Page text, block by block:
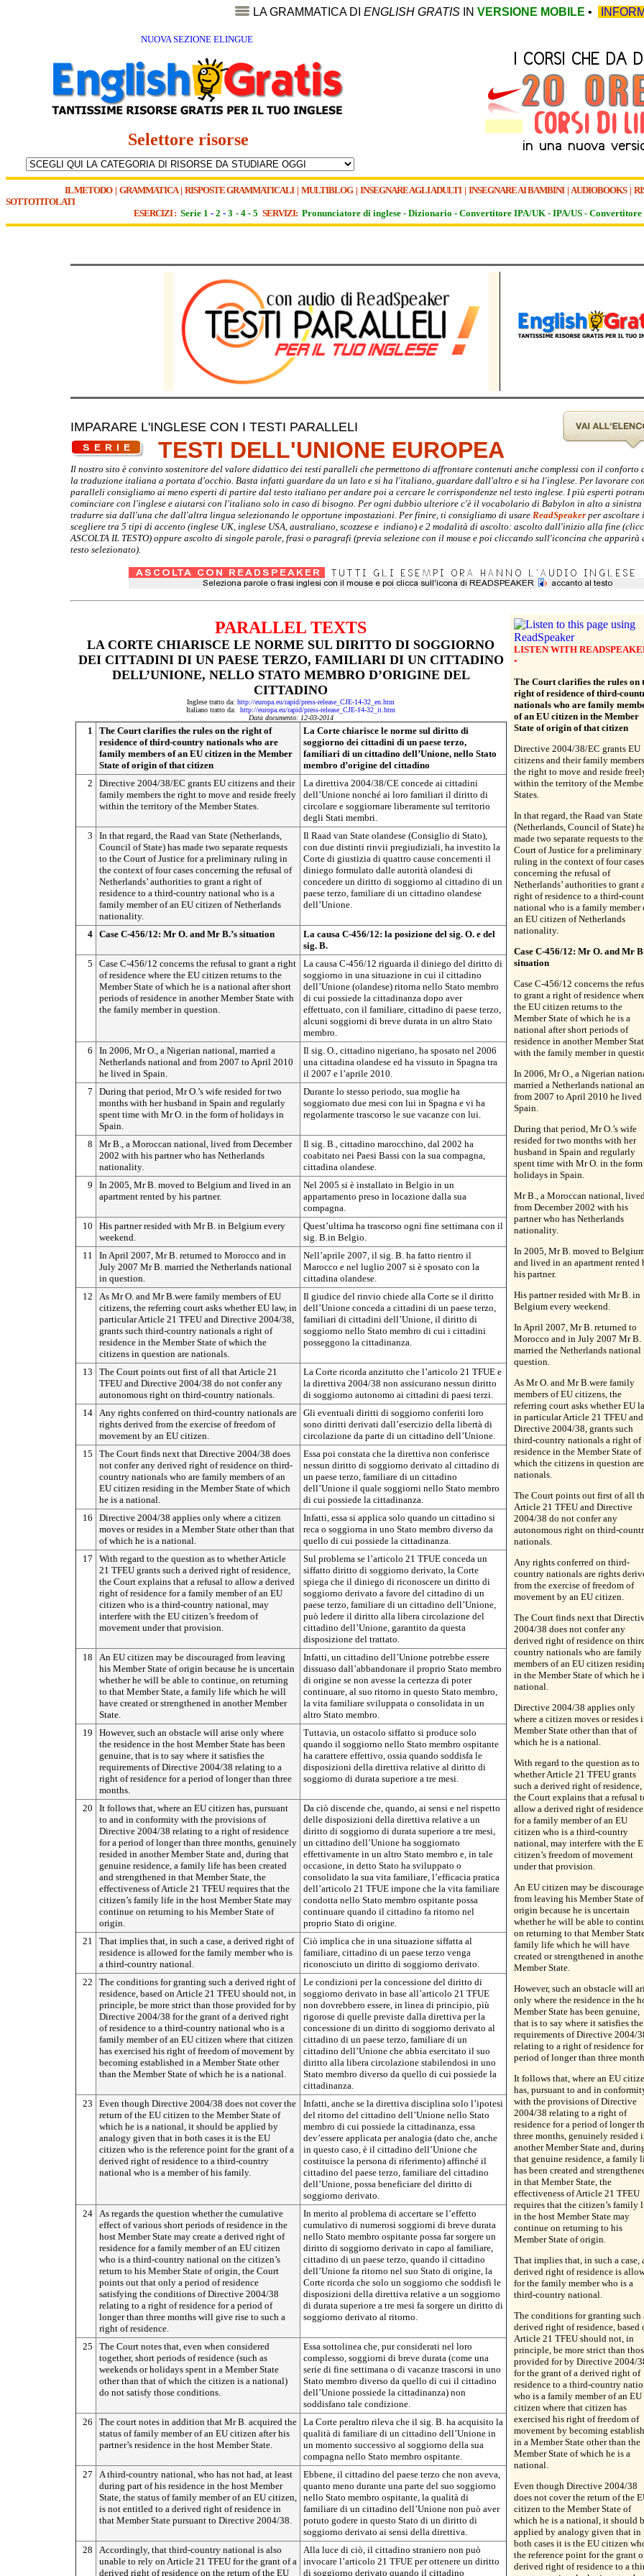
LA GRAMMATICA DI ENGLISH GRATIS IN VERSIONE MOBILE •
NUOVA SEZIONE ELINGUE
Selettore risorse
IL METODO| GRAMMATICA| RISPOSTE GRAMMATICALI| MULTIBLOG| INSEGNARE AGLI ADULTI | INSEGNARE AI BAMBINI| AUDIOBOOKS|
SOTTOTITOLATI
ESERCIZI : Serie 1 - 2 - 3 - 4 - 5 SERVIZI: Pronunciatore di inglese - Dizionario - Convertitore IPA/UK - IPA/US - Convertitore
IMPARARE L'INGLESE CON I TESTI PARALLELI
TESTI DELL'UNIONE EUROPEA
Il nostro sito è convinto sostenitore del valore didattico dei testi paralleli che permettono di affrontare contenuti anche complessi con il conforto
la traduzione italiana a portata d'occhio. Basta infatti guardare da un lato e si ha l'italiano, guardare dall'altro e si ha l'inglese. Per lavorare
paralleli consigliamo ai meno esperti di partire dal testo italiano per andare poi a cercare le corrispondenze nel testo inglese. I più esperti
cominciare con l'inglese e aiutarsi con l'italiano solo in caso di bisogno. Per ogni dubbio ulteriore c'è il vocabolario di Babylon in alto a sinistra
tradurre sia dall'una che dall'altra lingua selezionando le opportune impostazioni. Per finire, ti consigliamo di usare ReadSpeakerper ascoltare
scegliere tra 5 tipi di accento (inglese UK, inglese USA, australiano, scozzese e indiano) e 2 modalità di ascolto: ascolto dall'inizio alla fine
ASCOLTA IL TESTO) oppure ascolto di singole parole, frasi o paragrafi (previa selezione con il mouse e poi cliccando sull'iconcina che apparirà
testo selezionato).
PARALLEL TEXTS
LA CORTE CHIARISCE LE NORME SUL DIRITTO DI SOGGIORNO
DEI CITTADINI DI UN PAESE TERZO, FAMILIARI DI UN CITTADINO
DELL’UNIONE, NELLO STATO MEMBRO D’ORIGINE DEL
CITTADINO
Inglese tratto da: http://europa.eu/rapid/press-release_CJE-14-32_en.htm
Italiano tratto da: http://europa.eu/rapid/press-release_CJE-14-32_it.htm
Data documento: 12-03-2014
1
The Court clarifies the rules on the right of
residence of third-country nationals who are
family members of an EU citizen in the Member
State of origin of that citizen
La Corte chiarisce le norme sul diritto di
soggiorno dei cittadini di un paese terzo,
familiari di un cittadino dell’Unione, nello Stato
membro d’origine del cittadino
2
Directive 2004/38/EC grants EU citizens and their
family members the right to move and reside freely
within the territory of the Member States.
La direttiva 2004/38/CE concede ai cittadini
dell’Unione nonché ai loro familiari il diritto di
circolare e soggiornare liberamente sul territorio
degli Stati membri.
3
In that regard, the Raad van State (Netherlands,
Council of State) has made two separate requests
to the Court of Justice for a preliminary ruling in
the context of four cases concerning the refusal of
Netherlands’ authorities to grant a right of
residence to a third-country national who is a
family member of an EU citizen of Netherlands
nationality.
Il Raad van State olandese (Consiglio di Stato),
con due distinti rinvii pregiudiziali, ha investito la
Corte di giustizia di quattro cause concernenti il
diniego formulato dalle autorità olandesi di
concedere un diritto di soggiorno al cittadino di un
paese terzo, familiare di un cittadino olandese
dell’Unione.
4 Case C-456/12: Mr O. and Mr B.’s situation
La causa C-456/12: la posizione del sig. O. e del
sig. B.
5
Case C-456/12 concerns the refusal to grant a right
of residence where the EU citizen returns to the
Member State of which he is a national after short
periods of residence in another Member State with
the family member in question.
La causa C-456/12 riguarda il diniego del diritto di
soggiorno in una situazione in cui il cittadino
dell’Unione (olandese) ritorna nello Stato membro
di cui possiede la cittadinanza dopo aver
effettuato, con il familiare, cittadino di paese terzo,
alcuni soggiorni di breve durata in un altro Stato
membro.
6
In 2006, Mr O., a Nigerian national, married a
Netherlands national and from 2007 to April 2010
he lived in Spain.
Il sig. O., cittadino nigeriano, ha sposato nel 2006
una cittadina olandese ed ha vissuto in Spagna tra
il 2007 e l’aprile 2010.
7
During that period, Mr O.’s wife resided for two
months with her husband in Spain and regularly
spent time with Mr O. in the form of holidays in
Spain.
Durante lo stesso periodo, sua moglie ha
soggiornato due mesi con lui in Spagna e vi ha
regolarmente trascorso le sue vacanze con lui.
8
Mr B., a Moroccan national, lived from December
2002 with his partner who has Netherlands
nationality.
Il sig. B., cittadino marocchino, dal 2002 ha
coabitato nei Paesi Bassi con la sua compagna,
cittadina olandese.
9
In 2005, Mr B. moved to Belgium and lived in an
apartment rented by his partner.
Nel 2005 si è installato in Belgio in un
appartamento preso in locazione dalla sua
compagna.
10
His partner resided with Mr B. in Belgium every
weekend.
Quest’ultima ha trascorso ogni fine settimana con il
sig. B.in Belgio.
11
In April 2007, Mr B. returned to Morocco and in
July 2007 Mr B. married the Netherlands national
in question.
Nell’aprile 2007, il sig. B. ha fatto rientro il
Marocco e nel luglio 2007 si è sposato con la
cittadina olandese.
12
As Mr O. and Mr B.were family members of EU
citizens, the referring court asks whether EU law, in
particular Article 21 TFEU and Directive 2004/38,
grants such third-country nationals a right of
residence in the Member State of which the
citizens in question are nationals.
Il giudice del rinvio chiede alla Corte se il diritto
dell’Unione conceda a cittadini di un paese terzo,
familiari di cittadini dell’Unione, il diritto di
soggiorno nello Stato membro di cui i cittadini
posseggono la cittadinanza.
13
The Court points out first of all that Article 21
TFEU and Directive 2004/38 do not confer any
autonomous right on third-country nationals.
La Corte ricorda anzitutto che l’articolo 21 TFUE e
la direttiva 2004/38 non assicurano nessun diritto
di soggiorno autonomo ai cittadini di paesi terzi.
14
Any rights conferred on third-country nationals are
rights derived from the exercise of freedom of
movement by an EU citizen.
Gli eventuali diritti di soggiorno conferiti loro
sono diritti derivati dall’esercizio della libertà di
circolazione da parte di un cittadino dell’Unione.
15
The Court finds next that Directive 2004/38 does
not confer any derived right of residence on third-
country nationals who are family members of an
EU citizen residing in the Member State of which
he is a national.
Essa poi constata che la direttiva non conferisce
nessun diritto di soggiorno derivato al cittadino di
un paese terzo, familiare di un cittadino
dell’Unione il quale soggiorni nello Stato membro
di cui possiede la cittadinanza.
16
Directive 2004/38 applies only where a citizen
moves or resides in a Member State other than that
of which he is a national.
Infatti, essa si applica solo quando un cittadino si
reca o soggiorna in uno Stato membro diverso da
quello di cui possiede la cittadinanza.
17
With regard to the question as to whether Article
21 TFEU grants such a derived right of residence,
the Court explains that a refusal to allow a derived
right of residence for a family member of an EU
citizen who is a third-country national, may
interfere with the EU citizen’s freedom of
movement under that provision.
Sul problema se l’articolo 21 TFUE conceda un
siffatto diritto di soggiorno derivato, la Corte
spiega che il diniego di riconoscere un diritto di
soggiorno derivato a favore del cittadino di un
paese terzo, familiare di un cittadino dell’Unione,
può ledere il diritto alla libera circolazione del
cittadino dell’Unione, garantito da questa
disposizione del trattato.
18
An EU citizen may be discouraged from leaving
his Member State of origin because he is uncertain
whether he will be able to continue, on returning
to that Member State, a family life which he will
have created or strengthened in another Member
State.
Infatti, un cittadino dell’Unione potrebbe essere
dissuaso dall’abbandonare il proprio Stato membro
di origine se non avesse la certezza di poter
continuare, al suo ritorno in questo Stato membro,
la vita familiare sviluppata o consolidata in un
altro Stato membro.
19
However, such an obstacle will arise only where
the residence in the host Member State has been
genuine, that is to say where it satisfies the
requirements of Directive 2004/38 relating to a
right of residence for a period of longer than three
months.
Tuttavia, un ostacolo siffatto si produce solo
quando il soggiorno nello Stato membro ospitante
ha carattere effettivo, ossia quando soddisfa le
disposizioni della direttiva relative al diritto di
soggiorno di durata superiore a tre mesi.
20
It follows that, where an EU citizen has, pursuant
to and in conformity with the provisions of
Directive 2004/38 relating to a right of residence
for a period of longer than three months, genuinely
resided in another Member State and, during that
genuine residence, a family life has been created
and strengthened in that Member State, the
effectiveness of Article 21 TFEU requires that the
citizen’s family life in the host Member State may
continue on returning to his Member State of
origin.
Da ciò discende che, quando, ai sensi e nel rispetto
delle disposizioni della direttiva relative a un
diritto di soggiorno di durata superiore a tre mesi,
un cittadino dell’Unione ha soggiornato
effettivamente in un altro Stato membro e, in tale
occasione, in detto Stato ha sviluppato o
consolidato la sua vita familiare, l’efficacia pratica
dell’articolo 21 TFUE impone che la vita familiare
condotta nello Stato membro ospitante possa
continuare quando il cittadino fa ritorno nel
proprio Stato di origine.
21
That implies that, in such a case, a derived right of
residence is allowed for the family member who is
a third-country national.
Ciò implica che in una situazione siffatta al
familiare, cittadino di un paese terzo venga
riconosciuto un diritto di soggiorno derivato.
22
The conditions for granting such a derived right of
residence, based on Article 21 TFEU should not, in
principle, be more strict than those provided for by
Directive 2004/38 for the grant of a derived right
of residence to a third-country national who is a
family member of an EU citizen where that citizen
has exercised his right of freedom of movement by
becoming established in a Member State other
than the Member State of which he is a national.
Le condizioni per la concessione del diritto di
soggiorno derivato in base all’articolo 21 TFUE
non dovrebbero essere, in linea di principio, più
rigorose di quelle previste dalla direttiva per la
concessione di un diritto di soggiorno derivato al
cittadino di un paese terzo, familiare di un
cittadino dell’Unione che abbia esercitato il suo
diritto alla libera circolazione stabilendosi in uno
Stato membro diverso da quello di cui possiede la
cittadinanza.
23
Even though Directive 2004/38 does not cover the
return of the EU citizen to the Member State of
which he is a national, it should be applied by
analogy given that in both cases it is the EU
citizen who is the reference point for the grant of a
derived right of residence to a third-country
national who is a member of his family.
Infatti, anche se la direttiva disciplina solo l’ipotesi
del ritorno del cittadino dell’Unione nello Stato
membro di cui possiede la cittadinanza, essa
dev’essere applicata per analogia (dato che, anche
in questo caso, è il cittadino dell’Unione che
costituisce la persona di riferimento) affinché il
cittadino del paese terzo, familiare del cittadino
dell’Unione, possa beneficiare del diritto di
soggiorno derivato.
24
As regards the question whether the cumulative
effect of various short periods of residence in the
host Member State may create a derived right of
residence for a family member of an EU citizen
who is a third-country national on the citizen’s
return to his Member State of origin, the Court
points out that only a period of residence
satisfying the conditions of Directive 2004/38
relating to a right of residence for a period of
longer than three months will give rise to such a
right of residence.
In merito al problema di accertare se l’effetto
cumulativo di numerosi soggiorni di breve durata
nello Stato membro ospitante possa far sorgere un
diritto di soggiorno derivato in capo al familiare,
cittadino di un paese terzo, quando il cittadino
dell’Unione fa ritorno nel suo Stato di origine, la
Corte ricorda che solo un soggiorno che soddisfi le
disposizioni della direttiva relative a un soggiorno
di durata superiore a tre mesi fa sorgere un diritto di
soggiorno derivato al ritorno.
25
The Court notes that, even when considered
together, short periods of residence (such as
weekends or holidays spent in a Member State
other than that of which the citizen is a national)
do not satisfy those conditions.
Essa sottolinea che, pur considerati nel loro
complesso, soggiorni di breve durata (come una
serie di fine settimana o di vacanze trascorsi in uno
Stato membro diverso da quello di cui il cittadino
dell’Unione possiede la cittadinanza) non
soddisfano tale condizione.
26
The court notes in addition that Mr B. acquired the
status of family member of an EU citizen after his
partner’s residence in the host Member State.
La Corte peraltro rileva che il sig. B. ha acquisito la
qualità di familiare di un cittadino dell’Unione in
un momento successivo al soggiorno della sua
compagna nello Stato membro ospitante.
27
A third-country national, who has not had, at least
during part of his residence in the host Member
State, the status of family member of an EU citizen,
is not entitled to a derived right of residence in
that Member State pursuant to Directive 2004/38.
Ebbene, il cittadino del paese terzo che non aveva,
quanto meno durante una parte del suo soggiorno
nello Stato membro ospitante, la qualità di
familiare di un cittadino dell’Unione non può aver
potuto godere in questo Stato di un diritto di
soggiorno derivato ai sensi della direttiva.
28
Accordingly, that third-country national is also
unable to rely on Article 21 TFEU for the grant of a
derived right of residence on the return of the EU
Alla luce di ciò, il cittadino straniero non può
invocare l’articolo 21 TFUE per ottenere un diritto
di soggiorno derivato quando il cittadino
LISTEN WITH
•
The Court clarifies the rules on
right of residence of third-
nationals who are family
of an EU citizen in the Member
State of origin of that citizen
Directive 2004/38/EC grants EU
citizens and their family members
the right to move and reside
within the territory of the
States.
In that regard, the Raad van State
(Netherlands, Council of State)
made two separate requests to the
Court of Justice for a preliminary
ruling in the context of four cases
concerning the refusal of
Netherlands’ authorities to grant a
right of residence to a third-
national who is a family member
an EU citizen of Netherlands
nationality.
Case C-456/12: Mr O. and Mr
situation
Case C-456/12 concerns the
to grant a right of residence
the EU citizen returns to the
Member State of which he is a
national after short periods of
residence in another Member
with the family member in
In 2006, Mr O., a Nigerian
married a Netherlands national
from 2007 to April 2010 he lived
Spain.
During that period, Mr O.’s wife
resided for two months with her
husband in Spain and regularly
spent time with Mr O. in the
holidays in Spain.
Mr B., a Moroccan national, lived
from December 2002 with his
partner who has Netherlands
nationality.
In 2005, Mr B. moved to
and lived in an apartment rented
his partner.
His partner resided with Mr B. in
Belgium every weekend.
In April 2007, Mr B. returned to
Morocco and in July 2007 Mr B.
married the Netherlands national
question.
As Mr O. and Mr B.were family
members of EU citizens, the
referring court asks whether EU
in particular Article 21 TFEU and
Directive 2004/38, grants such
third-country nationals a right of
residence in the Member State of
which the citizens in question are
nationals.
The Court points out first of all
Article 21 TFEU and Directive
2004/38 do not confer any
autonomous right on third-
nationals.
Any rights conferred on third-
country nationals are rights
from the exercise of freedom of
movement by an EU citizen.
The Court finds next that
2004/38 does not confer any
derived right of residence on
country nationals who are family
members of an EU citizen
in the Member State of which he
national.
Directive 2004/38 applies only
where a citizen moves or resides
Member State other than that of
which he is a national.
With regard to the question as to
whether Article 21 TFEU grants
such a derived right of residence,
the Court explains that a refusal
allow a derived right of residence
for a family member of an EU
citizen who is a third-country
national, may interfere with the
citizen’s freedom of movement
under that provision.
An EU citizen may be
from leaving his Member State of
origin because he is uncertain
whether he will be able to
on returning to that Member
family life which he will have
created or strengthened in
Member State.
However, such an obstacle will
only where the residence in the
Member State has been genuine,
that is to say where it satisfies the
requirements of Directive 2004/
relating to a right of residence for
period of longer than three
It follows that, where an EU
has, pursuant to and in
with the provisions of Directive
2004/38 relating to a right of
residence for a period of longer
three months, genuinely resided
another Member State and,
that genuine residence, a family
has been created and
in that Member State, the
effectiveness of Article 21 TFEU
requires that the citizen’s family
in the host Member State may
continue on returning to his
Member State of origin.
That implies that, in such a case,
derived right of residence is
for the family member who is a
third-country national.
The conditions for granting such
derived right of residence, based
Article 21 TFEU should not, in
principle, be more strict than
provided for by Directive 2004/
for the grant of a derived right of
residence to a third-country
who is a family member of an EU
citizen where that citizen has
exercised his right of freedom of
movement by becoming
in a Member State other than the
Member State of which he is a
national.
Even though Directive 2004/38
does not cover the return of the
citizen to the Member State of
which he is a national, it should
applied by analogy given that in
both cases it is the EU citizen
the reference point for the grant
derived right of residence to a